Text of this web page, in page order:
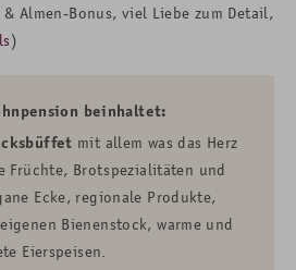
Almen-Bonus, viel Liebe zum Detail,
)
beinhaltet:
mit allem was das Herz
Früchte, Brotspezialitäten und
Ecke, regionale Produkte,
Bienenstock, warme und
Eierspeisen.